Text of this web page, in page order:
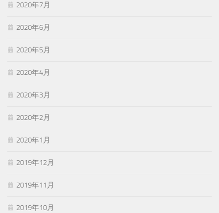
2020年7月
2020年6月
2020年5月
2020年4月
2020年3月
2020年2月
2020年1月
2019年12月
2019年11月
2019年10月